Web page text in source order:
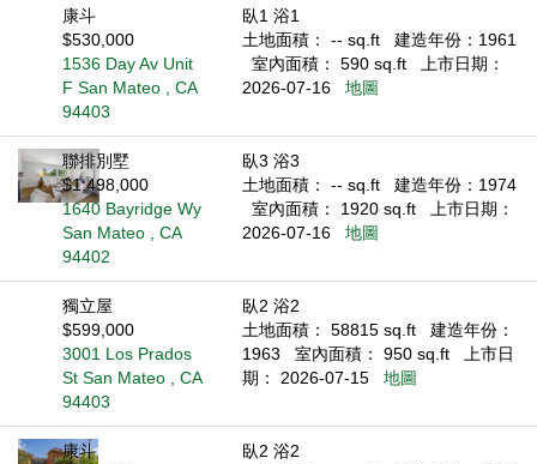
康斗
$530,000
1536 Day Av Unit
F San Mateo , CA
94403
臥1 浴1
土地面積： -- sq.ft
建造年份：1961
室內面積： 590 sq.ft
上市日期：
2026-07-16
地圖
聯排別墅
$1,498,000
1640 Bayridge Wy
San Mateo , CA
94402
臥3 浴3
土地面積： -- sq.ft
建造年份：1974
室內面積： 1920 sq.ft
上市日期：
2026-07-16
地圖
獨立屋
$599,000
3001 Los Prados
St San Mateo , CA
94403
臥2 浴2
土地面積： 58815 sq.ft
建造年份：
1963
室內面積： 950 sq.ft
上市日
期： 2026-07-15
地圖
康斗
臥2 浴2